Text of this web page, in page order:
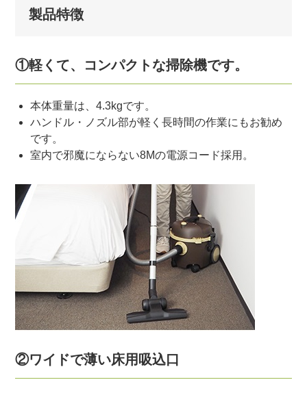
製品特徴
①軽くて、コンパクトな掃除機です。
本体重量は、4.3kgです。
ハンドル・ノズル部が軽く長時間の作業にもお勧め
です。
室内で邪魔にならない8Mの電源コード採用。
②ワイドで薄い床用吸込口